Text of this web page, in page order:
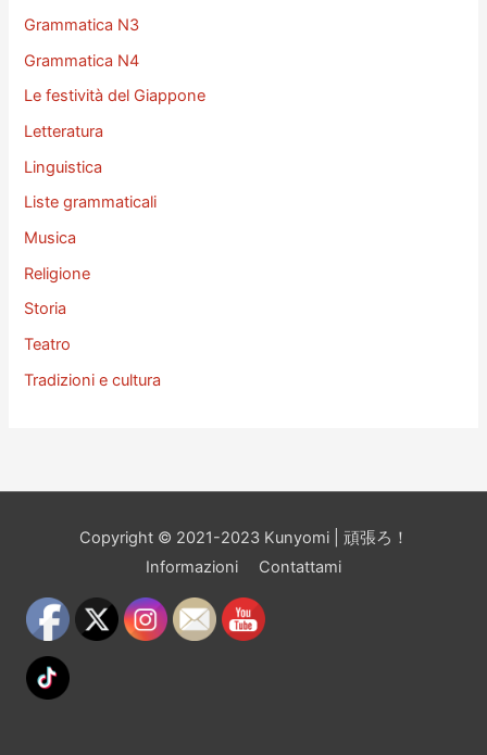
Grammatica N3
Grammatica N4
Le festività del Giappone
Letteratura
Linguistica
Liste grammaticali
Musica
Religione
Storia
Teatro
Tradizioni e cultura
Copyright © 2021-2023 Kunyomi | 頑張ろ！
Informazioni
Contattami